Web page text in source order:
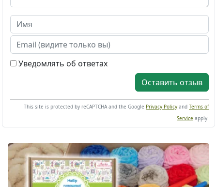
Уведомлять об ответах
Оставить отзыв
This site is protected by reCAPTCHA and the Google Privacy Policy and Terms of
Service apply.